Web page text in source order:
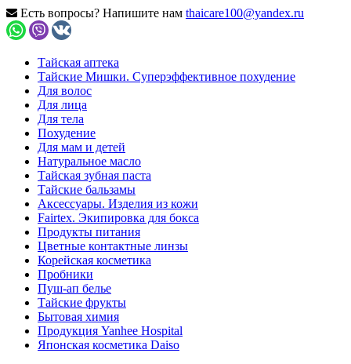
Есть вопросы? Напишите нам thaicare100@yandex.ru
Тайская аптека
Тайские Мишки. Суперэффективное похудение
Для волос
Для лица
Для тела
Похудение
Для мам и детей
Натуральное масло
Тайская зубная паста
Тайские бальзамы
Аксессуары. Изделия из кожи
Fairtex. Экипировка для бокса
Продукты питания
Цветные контактные линзы
Корейская косметика
Пробники
Пуш-ап белье
Тайские фрукты
Бытовая химия
Продукция Yanhee Hospital
Японская косметика Daiso